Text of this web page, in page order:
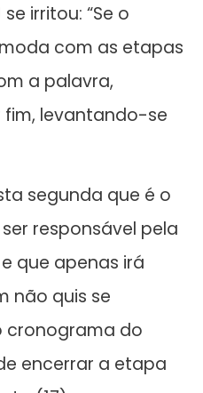
irritou: “Se o
com as etapas
a palavra,
fim, levantando-se
segunda que é o
responsável pela
que apenas irá
não quis se
cronograma do
encerrar a etapa